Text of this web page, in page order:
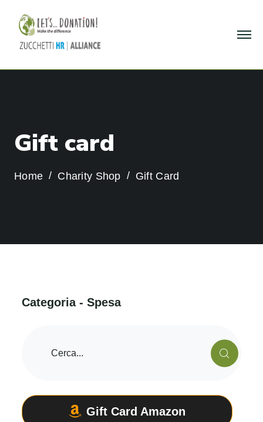
Gift card
Home Charity Shop Gift Card
Categoria - Spesa
Gift Card Amazon